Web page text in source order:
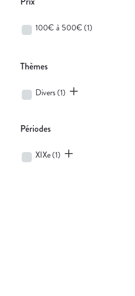
100€ à 500€ (1)
Thèmes
Divers (1)
Périodes
XIXe(1)